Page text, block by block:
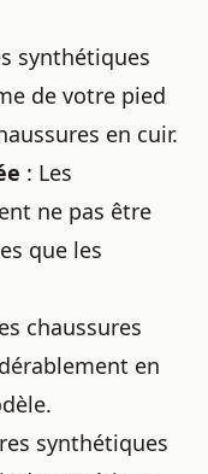
synthétiques
de votre pied
en cuir.
: Les
ne pas être
que les
chaussures
en
synthétiques